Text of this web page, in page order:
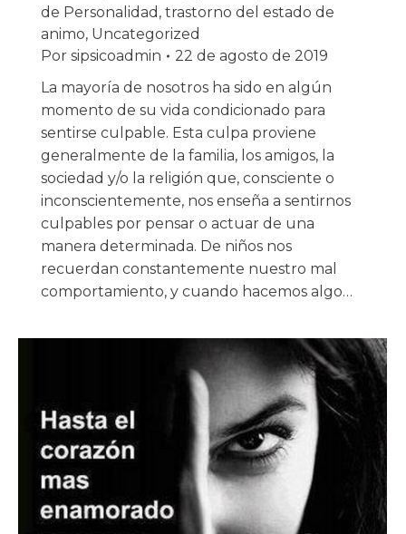
de Personalidad , trastorno del estado de
animo, Uncategorized
Por sipsicoadmin
22 de agosto de 2019
La mayoría de nosotros ha sido en algún
momento de su vida condicionado para
sentirse culpable. Esta culpa proviene
generalmente de la familia, los amigos, la
sociedad y/o la religión que, consciente o
inconscientemente, nos enseña a sentirnos
culpables por pensar o actuar de una
manera determinada. De niños nos
recuerdan constantemente nuestro mal
comportamiento, y cuando hacemos algo…